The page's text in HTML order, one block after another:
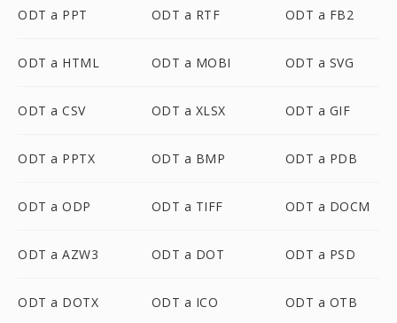
ODT a PPT ODT a RTF ODT a FB2
ODT a HTML ODT a MOBI ODT a SVG
ODT a CSV ODT a XLSX ODT a GIF
ODT a PPTX ODT a BMP ODT a PDB
ODT a ODP ODT a TIFF ODT a DOCM
ODT a AZW3 ODT a DOT ODT a PSD
ODT a DOTX ODT a ICO ODT a OTB